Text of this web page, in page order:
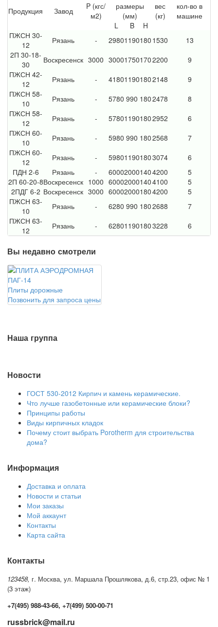
Продукция Завод
P (кгс/
м2)
размеры
(мм)
вес
(кг)
кол-во в
машине
L
B
H
ПЖСН 30-
12
Рязань - 29801190180 1530
13
2П 30-18-
30
Воскресенск 3000 300017501702200
9
ПЖСН 42-
12
Рязань - 418011901802148
9
ПЖСН 58-
10
Рязань - 5780 990 1802478
8
ПЖСН 58-
12
Рязань - 578011901802952
6
ПЖСН 60-
10
Рязань - 5980 990 1802568
7
ПЖСН 60-
12
Рязань - 598011901803074
6
ПДН 2-6
Рязань - 600020001404200
5
2П 60-20-8Воскресенск 1000 600020001404100
5
2ПДГ 6-2 Воскресенск 3000 600020001804200
5
ПЖСН 63-
10
Рязань - 6280 990 1802688
7
ПЖСН 63-
12
Рязань - 628011901803228 6
Вы недавно смотрели
Плиты дорожные
Позвонить для запроса цены
Наша группа
Новости
ГОСТ 530-2012 Кирпич и камень керамические.
Что лучше газобетонные или керамические блоки?
Принципы работы
Виды кирпичных кладок
Почему стоит выбрать Porotherm для строительства
дома?
Информация
Доставка и оплата
Новости и статьи
Мои заказы
Мой аккаунт
Контакты
Карта сайта
Контакты
123458, г. Москва, ул. Маршала Прошлякова, д.6, стр.23, офис № 1
(3 этаж)
+7(495) 988-43-66, +7(499) 500-00-71
russbrick@mail.ru